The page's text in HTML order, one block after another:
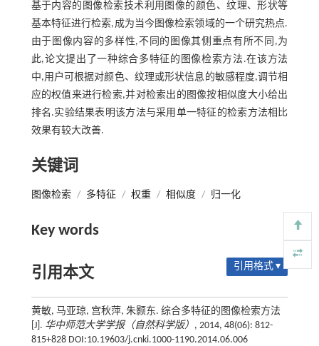
基于内容的图像检索技术利用图像的颜色、纹理、形状等
基本特征进行检索,成为当今图像检索领域的一个研究热点.
由于图像内容的多样性,不同的图像其侧重点有所不同,为
此,论文提出了一种综合多特征的图像检索方法.在该方法
中,用户可根据对颜色、纹理或形状信息的敏感程度,调节相
应的权值来进行检索,并对检索出的图像按相似度大小给出
排名.实验结果表明该方法与采用单一特征的检索方法相比
效果有较大改善.
关键词
图像检索 / 多特征 / 权重 / 相似度 / 归一化
Key words
引用本文 引用格式 ▾
黄敏, 马亚琼, 宫秋萍, 朱颢东. 综合多特征的图像检索方法
[J]. 华中师范大学学报（自然科学版） , 2014, 48(06): 812-
815+828 DOI:10.19603/j.cnki.1000-1190.2014.06.006